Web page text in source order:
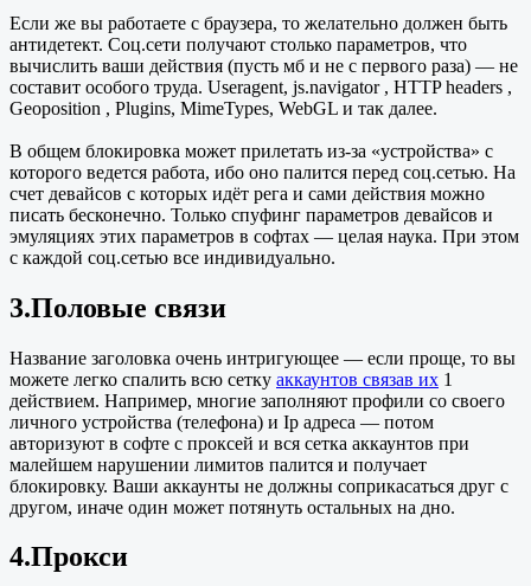
Если же вы работаете с браузера, то желательно должен быть
антидетект. Соц.сети получают столько параметров, что
вычислить ваши действия (пусть мб и не с первого раза) — не
составит особого труда. Useragent, js.navigator , HTTP headers ,
Geoposition , Plugins, MimeTypes, WebGL и так далее.
В общем блокировка может прилетать из-за «устройства» с
которого ведется работа, ибо оно палится перед соц.сетью. На
счет девайсов с которых идёт рега и сами действия можно
писать бесконечно. Только спуфинг параметров девайсов и
эмуляциях этих параметров в софтах — целая наука. При этом
с каждой соц.сетью все индивидуально.
3.Половые связи
Название заголовка очень интригующее — если проще, то вы
можете легко спалить всю сетку аккаунтов связав их 1
действием. Например, многие заполняют профили со своего
личного устройства (телефона) и Ip адреса — потом
авторизуют в софте с проксей и вся сетка аккаунтов при
малейшем нарушении лимитов палится и получает
блокировку. Ваши аккаунты не должны соприкасаться друг с
другом, иначе один может потянуть остальных на дно.
4.Прокси